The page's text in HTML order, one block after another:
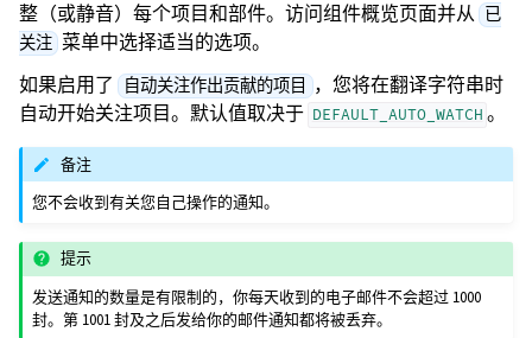
整（或静音）每个项目和部件。访问组件概览页面并从 已
关注 菜单中选择适当的选项。
如果启用了
自动关注作出贡献的项目 ，您将在翻译字符串时
自动开始关注项目。默认值取决于 DEFAULT_AUTO_WATCH 。
备注
您不会收到有关您自己操作的通知。
提示
发送通知的数量是有限制的，你每天收到的电子邮件不会超过 1000
封。第 1001 封及之后发给你的邮件通知都将被丢弃。